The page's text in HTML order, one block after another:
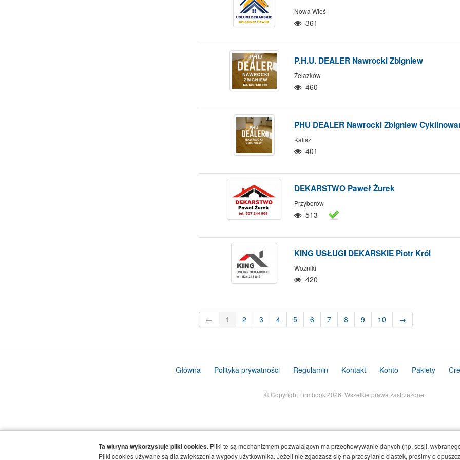
Nowa Wieś
361
P.H.U. DEALER Nawrocki Zbigniew
Żelazków
460
PHU DEALER Nawrocki Zbigniew
Kalisz
401
DEKARSTWO Paweł Żurek
Przyborów
513
KING USŁUGI DEKARSKIE Piotr Król
Woźniki
420
← 1 2 3 4 5 6 7 8 9 10 →
Główna Polityka prywatności Regulamin Kontakt Konto Pakiety
© Copyright Firmbook 2026. Wszelkie prawa zastrzeżone.
Ta witryna wykorzystuje pliki cookies. Pliki te są mechanizmem pozwalającyn ma przechowywanie danych (np. sesji,
Pliki cookies używane są dla zwiększenia wygody użytkownika. Jeżeli nie zgadzasz się na przesyłanie ciastek, prosimy o